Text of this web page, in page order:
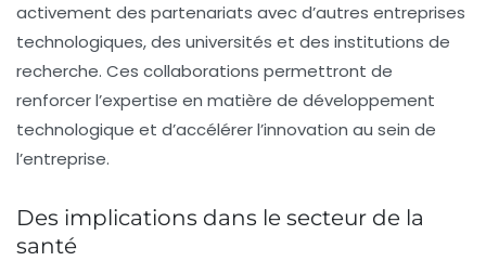
activement des partenariats avec d’autres entreprises
technologiques, des universités et des institutions de
recherche. Ces collaborations permettront de
renforcer l’expertise en matière de développement
technologique et d’accélérer l’innovation au sein de
l’entreprise.
Des implications dans le secteur de la
santé